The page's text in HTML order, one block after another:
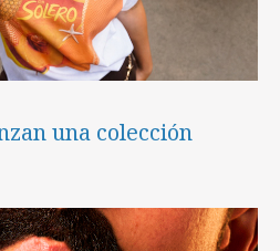
una colección